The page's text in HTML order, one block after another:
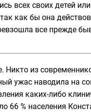
всех своих детей
как бы она
все прежде
Никто из
ужас наводила на
каких-либо
66 % населения